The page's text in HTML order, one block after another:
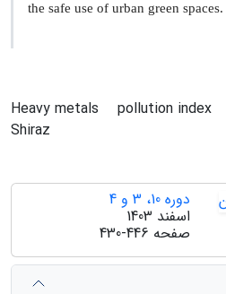
the safe use of urban green spaces.
Heavy metals pollution index
Shiraz
دوره 10، 3 و 4
اسفند 1403
صفحه 430-446